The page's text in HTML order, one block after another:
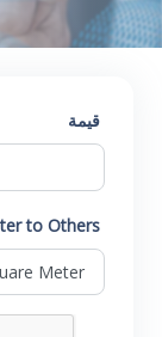
قيمة
to Others